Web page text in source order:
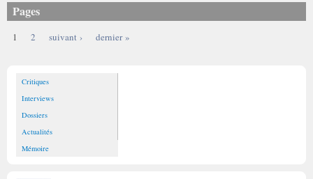
Pages
1 2 suivant › dernier »
Critiques
Interviews
Dossiers
Actualités
Mémoire